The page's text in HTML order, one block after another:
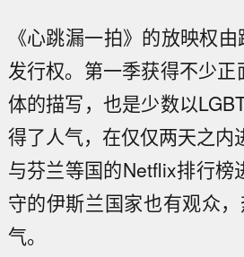
《心跳漏一拍》的放映权
发行权。第一季获得不少
体的描写，也是少数以
得了人气，在仅仅两天之
与芬兰等国的Netflix排行榜
守的伊斯兰国家也有观众
气。